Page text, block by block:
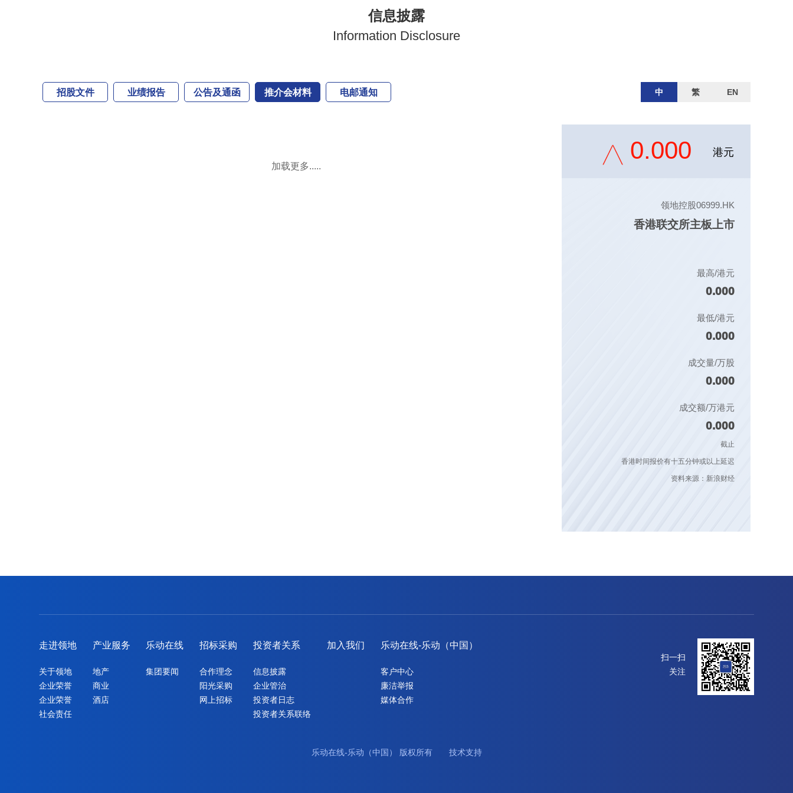
信息披露
Information Disclosure
招股文件 业绩报告 公告及通函 推介会材料 电邮通知 中 繁 EN
加载更多.....
0.000 港元
领地控股06999.HK
香港联交所主板上市
最高/港元
0.000
最低/港元
0.000
成交量/万股
0.000
成交额/万港元
0.000
截止
香港时间报价有十五分钟或以上延迟
资料来源：新浪财经
走进领地
关于领地
企业荣誉
企业荣誉
社会责任
产业服务
地产
商业
酒店
乐动在线
集团要闻
招标采购
合作理念
阳光采购
网上招标
投资者关系
信息披露
企业管治
投资者日志
投资者关系联络
加入我们 乐动在线-乐动（中国）
客户中心
廉洁举报
媒体合作
扫一扫
关注
乐动在线-乐动（中国） 版权所有 技术支持